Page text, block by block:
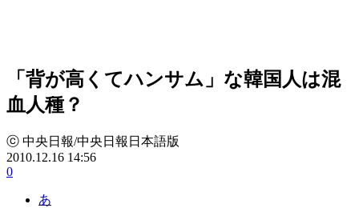
「背が高くてハンサム」な韓国人は混
血人種？
ⓒ 中央日報/中央日報日本語版
2010.12.16 14:56
0
あ